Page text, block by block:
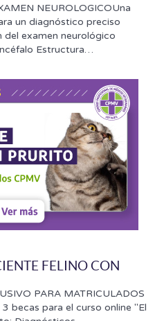
NEUROLOGICOUna
un diagnóstico preciso
del examen neurológico
Estructura…
FELINO CON
PARA MATRICULADOS
becas para el curso online "El